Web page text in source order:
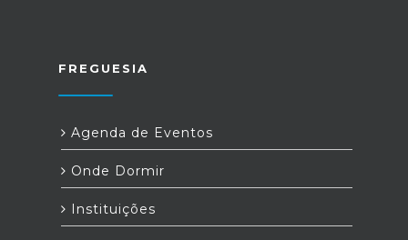
FREGUESIA
Agenda de Eventos
Onde Dormir
Instituições